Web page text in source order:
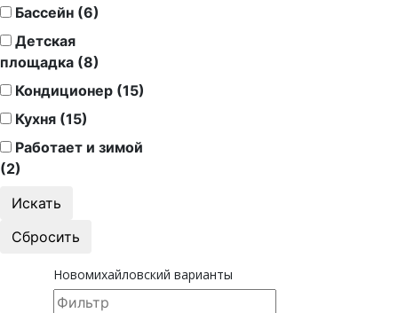
Бассейн (6)
Детская
площадка (8)
Кондиционер (15)
Кухня (15)
Работает и зимой
(2)
Новомихайловский варианты